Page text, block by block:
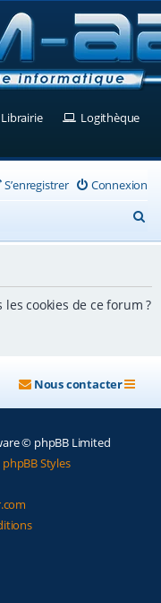
nouvel onglet)
Librairie(Ouvre un nouvel
Logithèque
Connexion
S’enregistrer
e
cookies de ce forum ?
Nous contacter
© phpBB Limited
Styles